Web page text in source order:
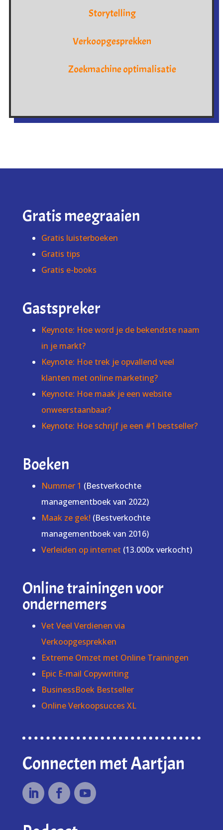
Storytelling
Verkoopgesprekken
Zoekmachine optimalisatie
Gratis meegraaien
Gratis luisterboeken
Gratis tips
Gratis e-books
Gastspreker
Keynote: Hoe word je de bekendste naam
in je markt?
Keynote: Hoe trek je opvallend veel
klanten met online marketing?
Keynote: Hoe maak je een website
onweerstaanbaar?
Keynote: Hoe schrijf je een #1 bestseller?
Boeken
Nummer 1 (Bestverkochte
managementboek van 2022)
Maak ze gek! (Bestverkochte
managementboek van 2016)
Verleiden op internet (13.000x verkocht)
Online trainingen voor
ondernemers
Vet Veel Verdienen via
Verkoopgesprekken
Extreme Omzet met Online Trainingen
Epic E-mail Copywriting
BusinessBoek Bestseller
Online Verkoopsucces XL
Connecten met Aartjan